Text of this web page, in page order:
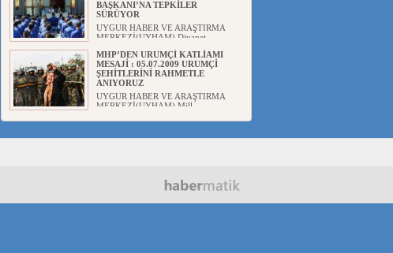
BAŞKANI’NA TEPKİLER
SÜRÜYOR
UYGUR HABER VE ARAŞTIRMA
MERKEZİ(UYHAM) Diyanet
MHP’DEN URUMÇİ KATLİAMI
MESAJİ : 05.07.2009 URUMÇİ
ŞEHİTLERİNİ RAHMETLE
ANIYORUZ
UYGUR HABER VE ARAŞTIRMA
MERKEZİ(UYHAM) Mill...
ÇİN’İN ANKARA BÜYÜKELÇİSİ
İŞGALCİ ÇİN’DEN “FETİHLER